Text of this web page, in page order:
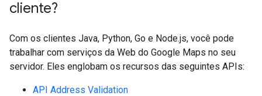
cliente?
Com os clientes Java, Python, Go e Node.js, você pode
trabalhar com serviços da Web do Google Maps no seu
servidor. Eles englobam os recursos das seguintes APIs:
API Address Validation